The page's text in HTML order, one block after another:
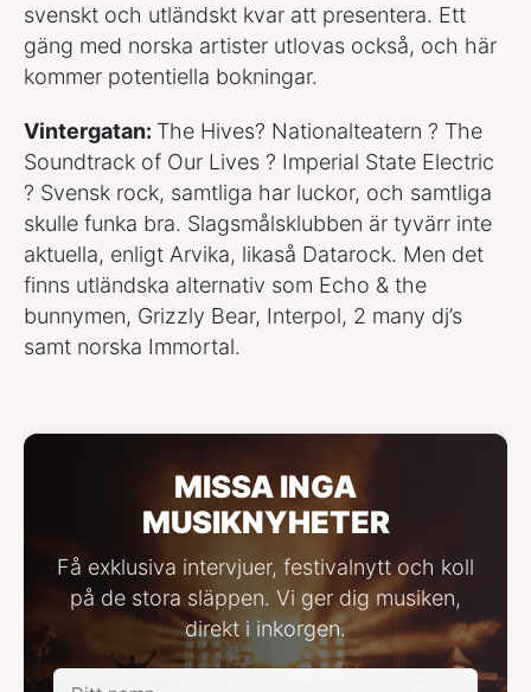
svenskt och utländskt kvar att presentera. Ett
gäng med norska artister utlovas också, och här
kommer potentiella bokningar.
Vintergatan: The Hives? Nationalteatern ? The
Soundtrack of Our Lives ? Imperial State Electric
? Svensk rock, samtliga har luckor, och samtliga
skulle funka bra. Slagsmålsklubben är tyvärr inte
aktuella, enligt Arvika, likaså Datarock. Men det
finns utländska alternativ som Echo & the
bunnymen, Grizzly Bear, Interpol, 2 many dj’s
samt norska Immortal.
MISSA INGA
MUSIKNYHETER
Få exklusiva intervjuer, festivalnytt och koll
på de stora släppen. Vi ger dig musiken,
direkt i inkorgen.